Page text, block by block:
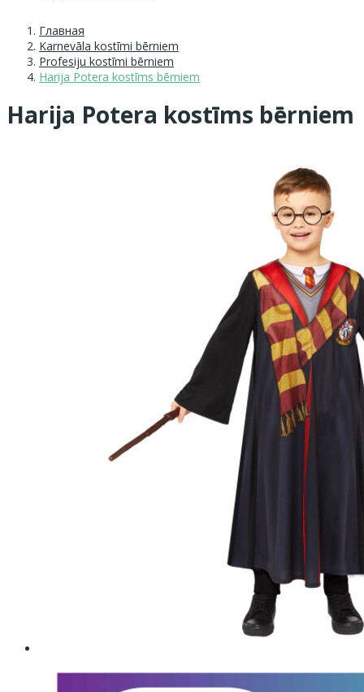
Главная
Karnevāla kostīmi bērniem
Profesiju kostīmi bērniem
Harija Potera kostīms bērniem
Harija Potera kostīms bērniem